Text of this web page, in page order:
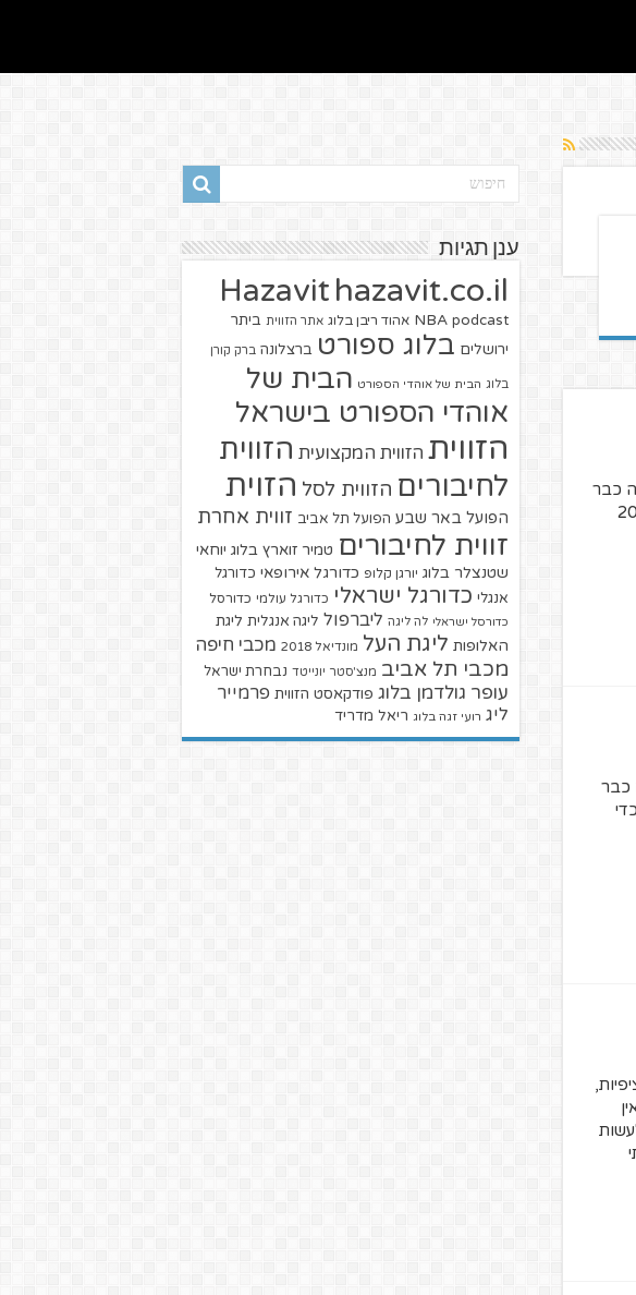
כבר
עונת 2019-
כבר
כבר לא נבחרת אלמונית עם 0 ציפיות,
ענן תגיות
Hazavit hazavit.co.il
NBA podcast אהוד ריבן בלוג אתר הזווית ביתר
ירושלים בלוג ספורט ברצלונה ברק קורן
בלוג הבית של אוהדי הספורט הבית של
אוהדי הספורט בישראל
הזווית הזווית המקצועית הזווית
לחיבורים הזווית לסל הזוית
הפועל באר שבע הפועל תל אביב זווית אחרת
זווית לחיבורים טמיר זוארץ בלוג יוחאי
שטנצלר בלוג יורגן קלופ כדורגל אירופאי כדורגל
אנגלי כדורגל ישראלי כדורגל עולמי כדורסל
כדורסל ישראלי לה ליגה ליברפול ליגה אנגלית ליגת
האלופות ליגת העל מונדיאל 2018 מכבי חיפה
מכבי תל אביב מנצ'סטר יונייטד נבחרת ישראל
עופר גולדמן בלוג פודקאסט הזווית פרמייר
ליג רועי זגה בלוג ריאל מדריד